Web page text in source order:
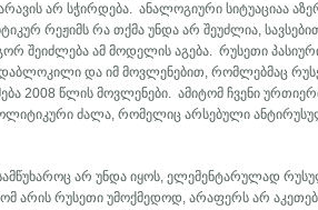
არ სჭირდება. ანალოგიური სიტუაციაა
რეჟიმს რა თქმა უნდა არ შეუძლია, სავსებით
შეიძლება ამ მოდელის აგება. რუსეთი
და იმ მოვლენებით, რომლებმაც
2008 წლის მოვლენები. ამიტომ ჩვენი
ძალა, რომელიც არსებული
არ უნდა იყოს, ელემენტარულად
არის რუსეთი უმოქმედოდ, არაფერს არ